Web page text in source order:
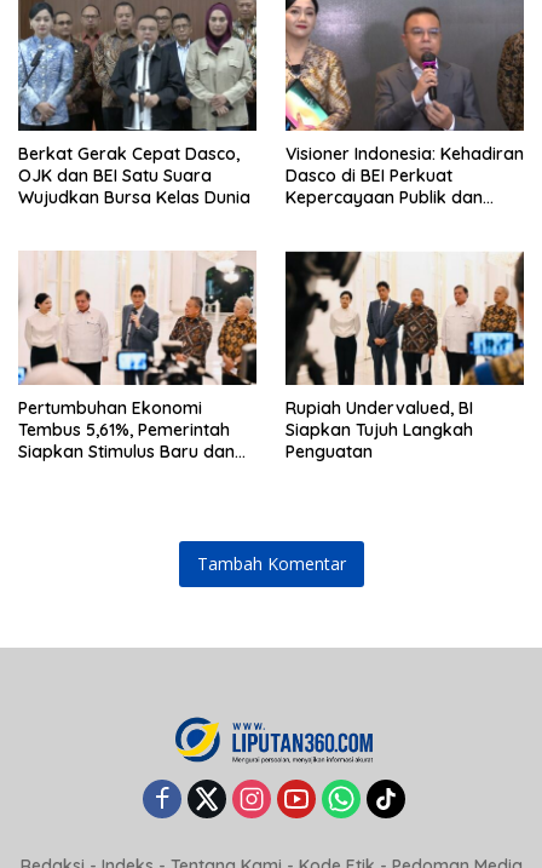
Berkat Gerak Cepat Dasco,
OJK dan BEI Satu Suara
Wujudkan Bursa Kelas Dunia
Visioner Indonesia: Kehadiran
Dasco di BEI Perkuat
Kepercayaan Publik dan
Pertumbuhan Ekonomi
Tembus 5,61%, Pemerintah
Siapkan Stimulus Baru dan
Rupiah Undervalued, BI
Siapkan Tujuh Langkah
Penguatan
Tambah Komentar